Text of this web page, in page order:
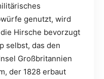
genutzt, wird
Hirsche bevorzugt
selbst, das den
Großbritannien
der 1828 erbaut